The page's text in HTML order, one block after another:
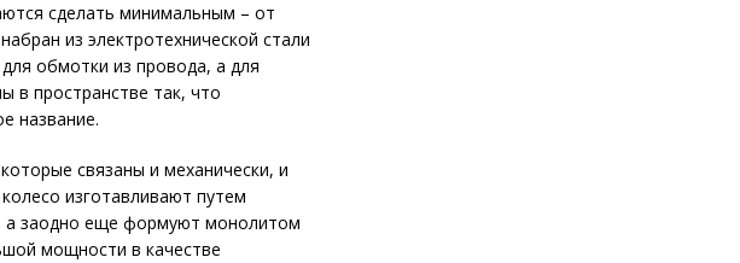
сделать минимальным – от
из электротехнической стали
обмотки из провода, а для
в пространстве так, что
название.
связаны и механически, и
изготавливают путем
а заодно еще формуют монолитом
мощности в качестве